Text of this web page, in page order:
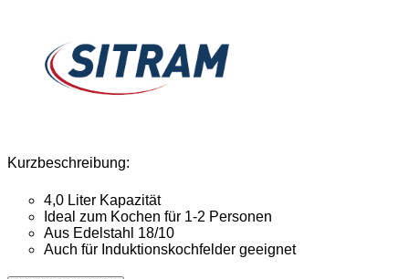
Kurzbeschreibung:
4,0 Liter Kapazität
Ideal zum Kochen für 1-2 Personen
Aus Edelstahl 18/10
Auch für Induktionskochfelder geeignet